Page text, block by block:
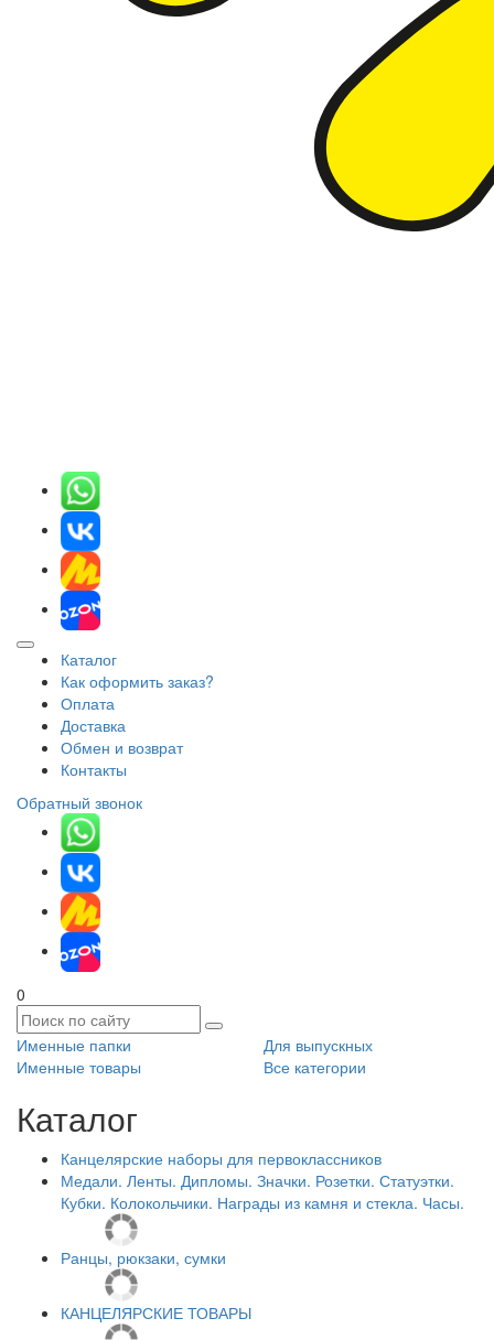
Каталог
Как оформить заказ?
Оплата
Доставка
Обмен и возврат
Контакты
Обратный звонок
0
Именные папки
Для выпускных
Именные товары
Все категории
Каталог
Канцелярские наборы для первоклассников
Медали. Ленты. Дипломы. Значки. Розетки. Статуэтки.
Кубки. Колокольчики. Награды из камня и стекла. Часы.
Ранцы, рюкзаки, сумки
КАНЦЕЛЯРСКИЕ ТОВАРЫ